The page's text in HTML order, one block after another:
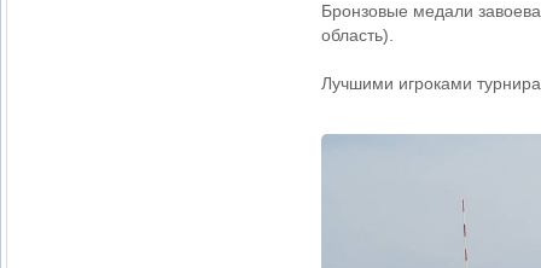
Бронзовые медали
область).
Лучшими игроками